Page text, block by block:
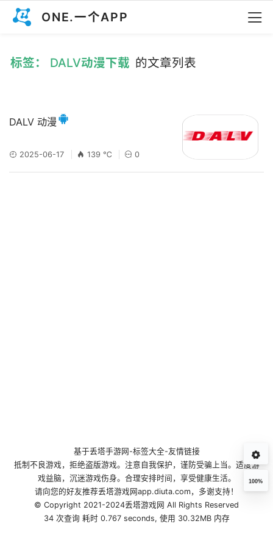
ONE.一个APP
标签： DALV动漫下载 的文章列表
DALV 动漫
2025-06-17 139 ℃ 0
100%
基于丢塔手游网 -标签大全-友情链接
抵制不良游戏，拒绝盗版游戏。注意自我保护，谨防受骗上当。适度游
戏益脑，沉迷游戏伤身。合理安排时间，享受健康生活。
请向您的好友推荐丢塔游戏网app.diuta.com，多谢支持！
© Copyright 2021-2024丢塔游戏网 All Rights Reserved
34 次查询 耗时 0.767 seconds, 使用 30.32MB 内存